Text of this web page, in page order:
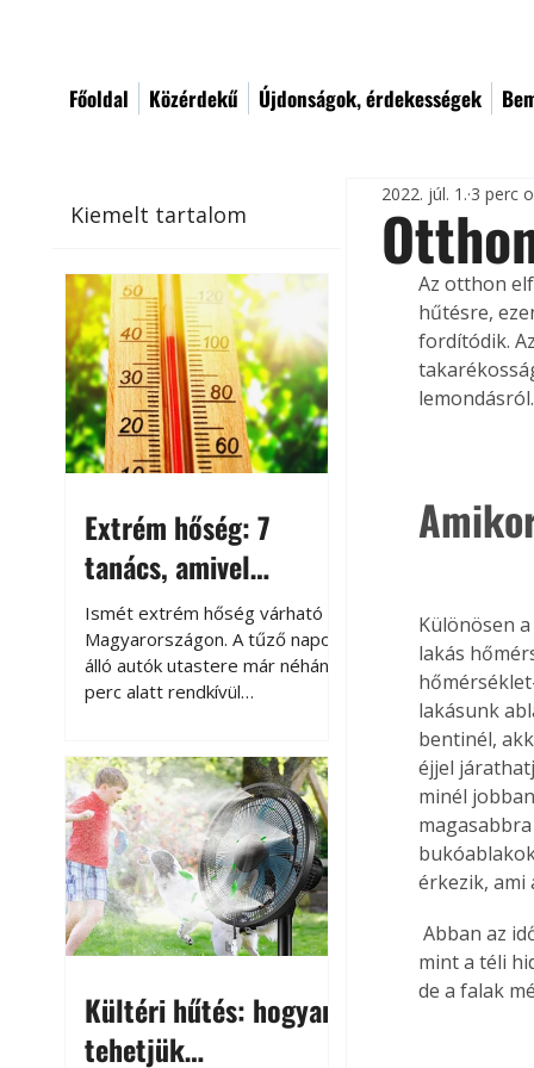
Főoldal Közérdekű Újdonságok, érdekességek
Kiemelt tartalom
Extrém hőség: 7
tanács, amivel
megóvhatjuk
autónkat a nyári
károktól
Ismét extrém hőség várható
Magyarországon. A tűző napon
álló autók utastere már néhány
perc alatt rendkívül
megközelítheti. Ez nemcsak a
beszállást teszi kellemetlenné,
hanem az autó állapotára és a
benne hagyott tárgyakra is
káros hatással lehet. Néhány
egyszerű óvintézkedéssel
azonban jelentősen
csökkenthetjük a hőség káros
Kültéri hűtés: hogyan
tehetjük
2022. júl. 1. 3 perc
Az otthon
hűtésre,
fordítódik.
lemondásról.
Különösen
lakás
lakásunk
bentinél,
éjjel
minél
érkezik, ami
Abban az
mint a téli
de a falak